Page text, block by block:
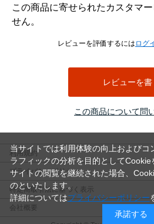
この商品について問
この商品に寄せられたカスタマ
せん。
レビューを評価するには ログ
レビューを書
利用規約
プライバシーポリシー
特定商取引法に基づく表示
会社概要
当サイトでは利用体験の向上およびコ
ラフィックの分析を目的としてCookie
サイトの閲覧を継続された場合、
のといたします。
詳細についてはプライバシーポリシー
承諾する